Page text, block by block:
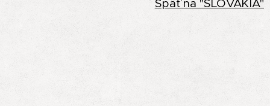
Späť na "SLOVAKIA"